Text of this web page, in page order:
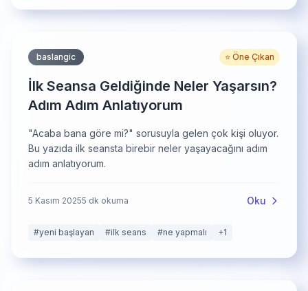
baslangic ⭐ Öne Çıkan
İlk Seansa Geldiğinde Neler Yaşarsın?
Adım Adım Anlatıyorum
"Acaba bana göre mi?" sorusuyla gelen çok kişi oluyor.
Bu yazıda ilk seansta birebir neler yaşayacağını adım
adım anlatıyorum.
5 Kasım 20255 dk okuma Oku
#yeni başlayan #ilk seans #ne yapmalı +1